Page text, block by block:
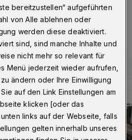
bereitzustellen“ aufgeführten
von Alle ablehnen oder
werden diese deaktiviert.
sind, sind manche Inhalte und
nicht mehr so relevant für
Menü jederzeit wieder aufrufen,
ändern oder Ihre Einwilligung
auf den Link Einstellungen am
klicken [oder das
links auf der Webseite, falls
gelten innerhalb unseres